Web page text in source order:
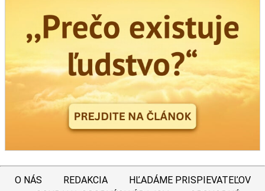
O NÁS REDAKCIA
HĽADÁME PRISPIEVATEĽOV